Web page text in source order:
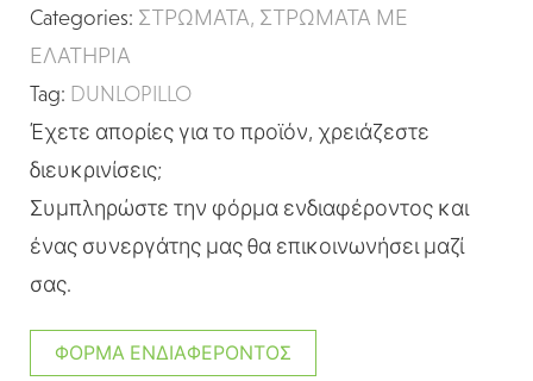
Categories: ΣΤΡΩΜΑΤΑ, ΣΤΡΩΜΑΤΑ ΜΕ
ΕΛΑΤΗΡΙΑ
Tag: DUNLOPILLO
Έχετε απορίες για το προϊόν, χρειάζεστε
διευκρινίσεις;
Συμπληρώστε την φόρμα ενδιαφέροντος και
ένας συνεργάτης μας θα επικοινωνήσει μαζί
σας.
ΦΌΡΜΑ ΕΝΔΙΑΦΈΡΟΝΤΟΣ